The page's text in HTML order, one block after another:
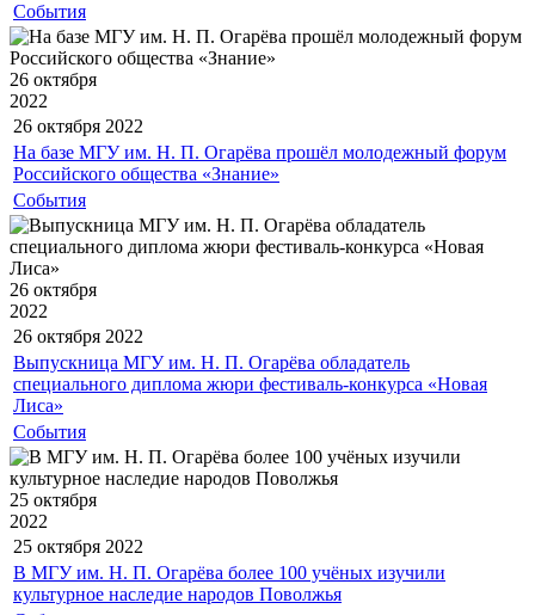
События
26 октября
2022
26 октября 2022
На базе МГУ им. Н. П. Огарёва прошёл молодежный форум
Российского общества «Знание»
События
26 октября
2022
26 октября 2022
Выпускница МГУ им. Н. П. Огарёва обладатель
специального диплома жюри фестиваль-конкурса «Новая
Лиса»
События
25 октября
2022
25 октября 2022
В МГУ им. Н. П. Огарёва более 100 учёных изучили
культурное наследие народов Поволжья